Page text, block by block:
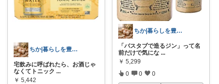
ちか|暮らしを豊かに、旅を日常に。
宅飲みに呼ばれたら、お酒じゃ
なくてトニック ...
￥ 5,442
ちか|暮らしを豊かに、旅を日常に。
「バスタブで造るジン」って名
前だけで気にな ...
￥ 5,299
0 0 0